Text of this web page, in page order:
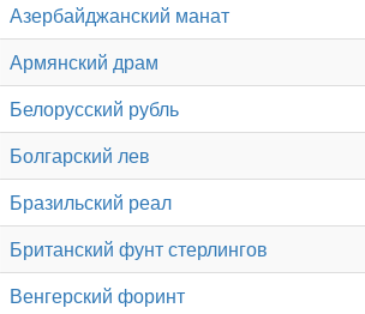
Азербайджанский манат
Армянский драм
Белорусский рубль
Болгарский лев
Бразильский реал
Британский фунт стерлингов
Венгерский форинт